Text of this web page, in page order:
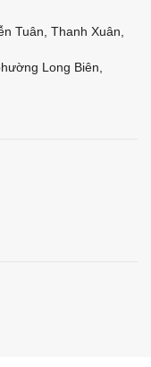
Tuân, Thanh Xuân,
Long Biên,